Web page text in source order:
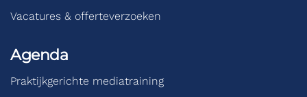
Vacatures & offerteverzoeken
Agenda
Praktijkgerichte mediatraining